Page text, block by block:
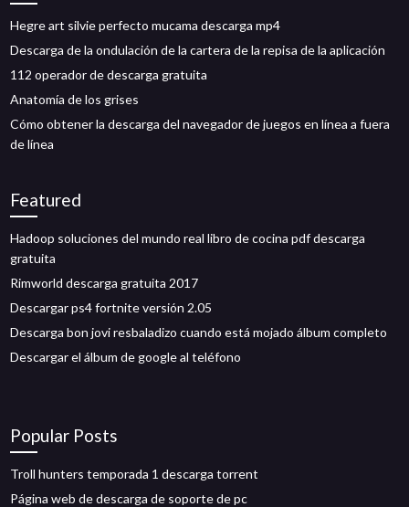
Hegre art silvie perfecto mucama descarga mp4
Descarga de la ondulación de la cartera de la repisa de la aplicación
112 operador de descarga gratuita
Anatomía de los grises
Cómo obtener la descarga del navegador de juegos en línea a fuera
de línea
Featured
Hadoop soluciones del mundo real libro de cocina pdf descarga
gratuita
Rimworld descarga gratuita 2017
Descargar ps4 fortnite versión 2.05
Descarga bon jovi resbaladizo cuando está mojado álbum completo
Descargar el álbum de google al teléfono
Popular Posts
Troll hunters temporada 1 descarga torrent
Página web de descarga de soporte de pc